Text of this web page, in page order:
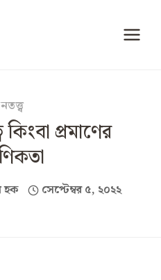
কিংবা প্রমাণের
হক সেপ্টেম্বর ৫, ২০২২